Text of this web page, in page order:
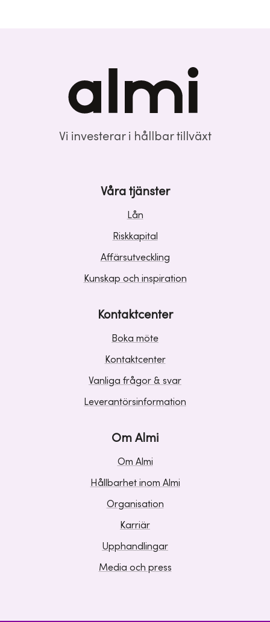
Vi investerar i hållbar tillväxt
Våra tjänster
Lån
Riskkapital
Affärsutveckling
Kunskap och inspiration
Kontaktcenter
Boka möte
Kontaktcenter
Vanliga frågor & svar
Leverantörsinformation
Om Almi
Om Almi
Hållbarhet inom Almi
Organisation
Karriär
Upphandlingar
Media och press